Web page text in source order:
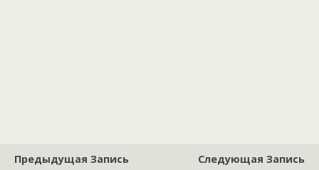
Предыдущая Запись
Следующая Запись